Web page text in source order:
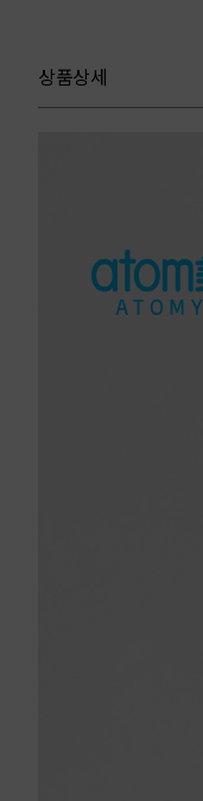
상품상세